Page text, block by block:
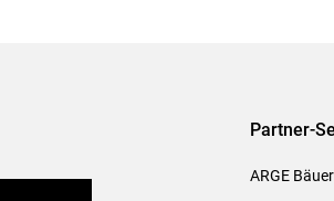
Partner-
ARGE